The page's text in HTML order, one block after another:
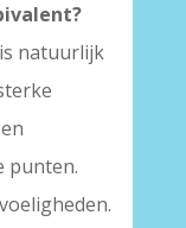
natuurlijk
punten.